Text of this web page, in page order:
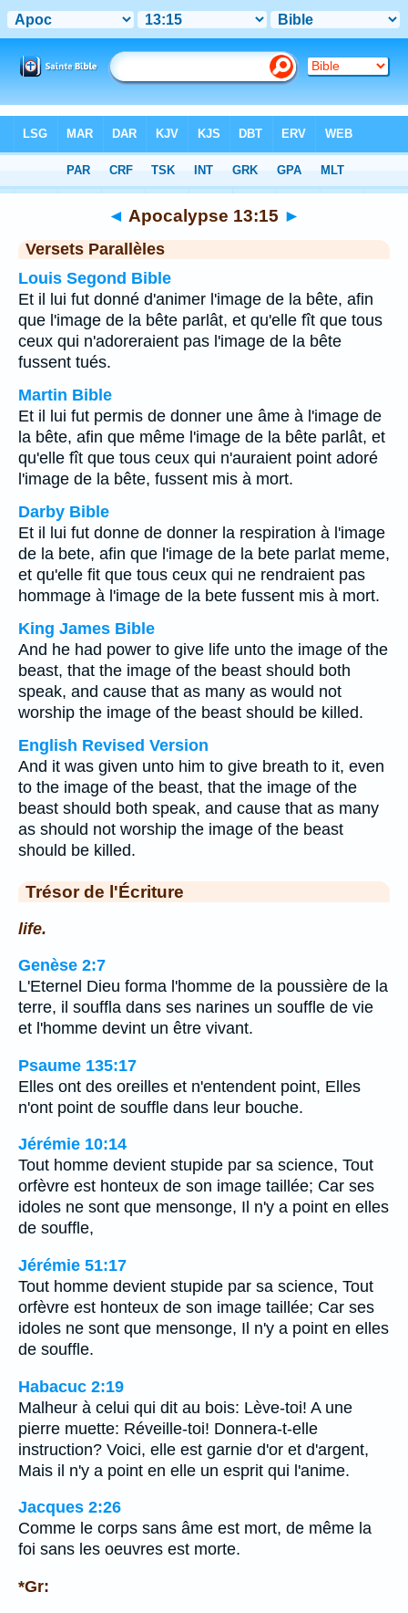
Chapitre 13 > Verset 15
◄ Apocalypse 13:15 ►
Versets Parallèles
Louis Segond Bible
Et il lui fut donné d'animer l'image de la bête, afin
que l'image de la bête parlât, et qu'elle fît que tous
ceux qui n'adoreraient pas l'image de la bête
fussent tués.
Martin Bible
Et il lui fut permis de donner une âme à l'image de
la bête, afin que même l'image de la bête parlât, et
qu'elle fît que tous ceux qui n'auraient point adoré
l'image de la bête, fussent mis à mort.
Darby Bible
Et il lui fut donne de donner la respiration à l'image
de la bete, afin que l'image de la bete parlat meme,
et qu'elle fit que tous ceux qui ne rendraient pas
hommage à l'image de la bete fussent mis à mort.
King James Bible
And he had power to give life unto the image of the
beast, that the image of the beast should both
speak, and cause that as many as would not
worship the image of the beast should be killed.
English Revised Version
And it was given unto him to give breath to it, even
to the image of the beast, that the image of the
beast should both speak, and cause that as many
as should not worship the image of the beast
should be killed.
Trésor de l'Écriture
life.
Genèse 2:7
L'Eternel Dieu forma l'homme de la poussière de la
terre, il souffla dans ses narines un souffle de vie
et l'homme devint un être vivant.
Psaume 135:17
Elles ont des oreilles et n'entendent point, Elles
n'ont point de souffle dans leur bouche.
Jérémie 10:14
Tout homme devient stupide par sa science, Tout
orfèvre est honteux de son image taillée; Car ses
idoles ne sont que mensonge, Il n'y a point en elles
de souffle,
Jérémie 51:17
Tout homme devient stupide par sa science, Tout
orfèvre est honteux de son image taillée; Car ses
idoles ne sont que mensonge, Il n'y a point en elles
de souffle.
Habacuc 2:19
Malheur à celui qui dit au bois: Lève-toi! A une
pierre muette: Réveille-toi! Donnera-t-elle
instruction? Voici, elle est garnie d'or et d'argent,
Mais il n'y a point en elle un esprit qui l'anime.
Jacques 2:26
Comme le corps sans âme est mort, de même la
foi sans les oeuvres est morte.
*Gr: